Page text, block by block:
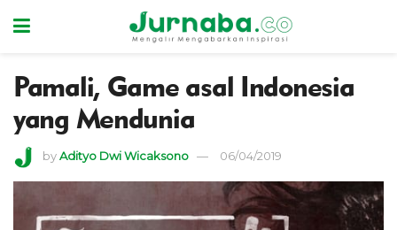
Pamali, Game asal Indonesia
yang Mendunia
byAdityo Dwi Wicaksono 06/04/2019